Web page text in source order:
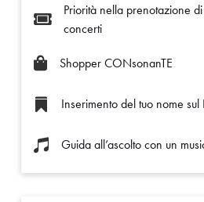

Priorità nella prenotazione
concerti
 Shopper CONsonanTE
 Inserimento del tuo nome
 Guida all’ascolto con un